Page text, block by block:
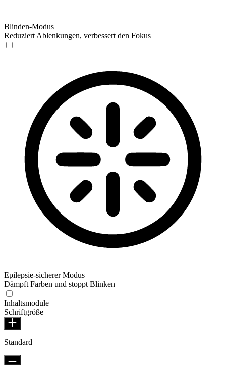
Blinden-Modus
Reduziert Ablenkungen, verbessert den Fokus
Epilepsie-sicherer Modus
Dämpft Farben und stoppt Blinken
Inhaltsmodule
Schriftgröße
Standard